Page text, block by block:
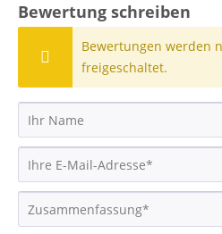
Bewertung schreiben
Bewertungen werden
freigeschaltet.